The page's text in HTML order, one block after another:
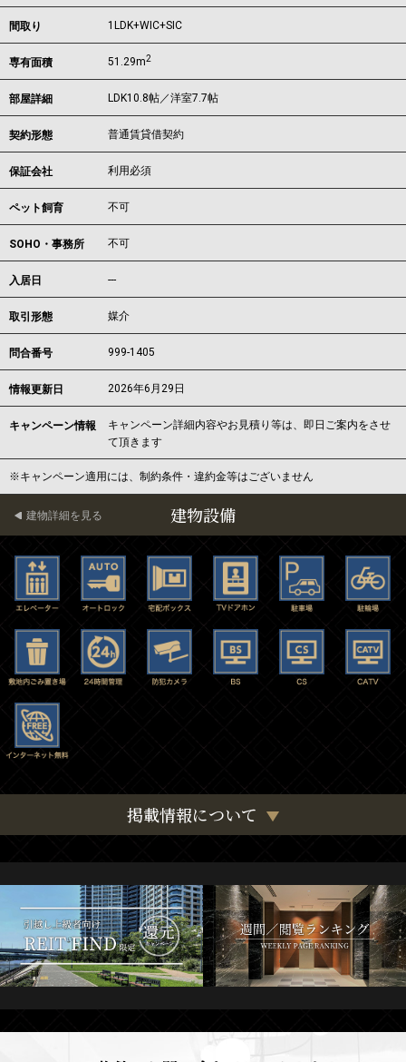
間取り 1LDK+WIC+SIC
専有面積 51.29m2
部屋詳細 LDK10.8帖／洋室7.7帖
契約形態 普通賃貸借契約
保証会社 利用必須
ペット飼育 不可
SOHO・事務所 不可
入居日 ---
取引形態 媒介
問合番号 999-1405
情報更新日 2026年6月29日
キャンペーン情報
キャンペーン詳細内容やお見積り等は、即日ご案内をさせ
て頂きます
※キャンペーン適用には、制約条件・違約金等はございません
建物設備
建物詳細を見る
掲載情報について